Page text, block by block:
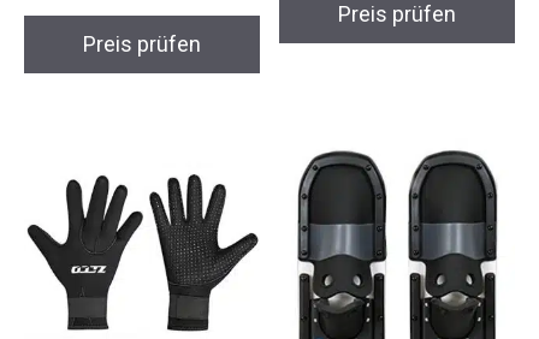
Preis prüfen
Preis prüfen